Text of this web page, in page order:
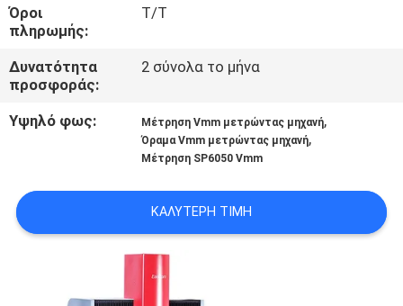
ΜΑΣ
ΕΙΔΉΣΕΙΣ
ΥΠΟΘΈΣΕΙΣ
PRIVACY
Όροι
πληρωμής:
T/T
Δυνατότητα
προσφοράς:
2 σύνολα το μήνα
Υψηλό φως: Μέτρηση Vmm μετρώντας μηχανή,
Όραμα Vmm μετρώντας μηχανή,
Μέτρηση SP6050 Vmm
ΚΑΛΎΤΕΡΗ ΤΙΜΉ